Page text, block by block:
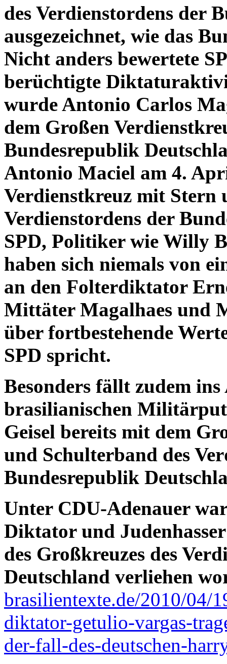
des Verdienstordens der
ausgezeichnet, wie das
Nicht anders bewertete
berüchtigte
wurde Antonio Carlos
dem Großen
Bundesrepublik
Antonio Maciel am 4.
Verdienstkreuz mit Stern
Verdienstordens der
SPD, Politiker wie Willy
haben sich niemals von
an den Folterdiktator
Mittäter Magalhaes und
über fortbestehende
SPD spricht.
Besonders fällt zudem
brasilianischen
Geisel bereits mit dem
und Schulterband des
Bundesrepublik
Unter CDU-Adenauer
Diktator und
des Großkreuzes des
Deutschland verliehen
brasilientexte.de/2010/04/
diktator-getulio-vargas-
der-fall-des-deutschen-